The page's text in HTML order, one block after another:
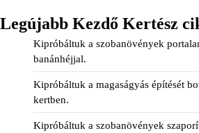
Legújabb Kezdő Kertész
Kipróbáltuk a szobanövények
banánhéjjal.
Kipróbáltuk a magaságyás építését
kertben.
Kipróbáltuk a szobanövények